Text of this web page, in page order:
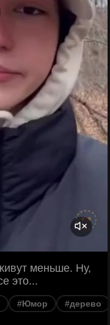
меньше. Ну,
это...
#Юмор #дерево